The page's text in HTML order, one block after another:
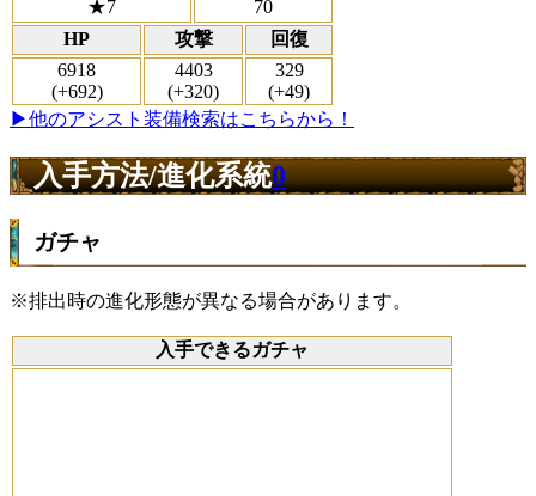
★7
70
HP
攻撃
回復
6918
(+692)
4403
(+320)
329
(+49)
▶他のアシスト装備検索はこちらから！
入手方法/進化系統0
ガチャ
※排出時の進化形態が異なる場合があります。
入手できるガチャ